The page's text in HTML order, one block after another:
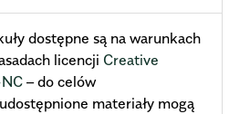
dostępne są na warunkach
licencji Creative
– do celów
materiały mogą